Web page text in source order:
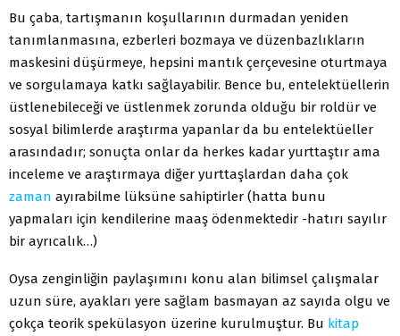
Bu çaba, tartışmanın koşullarının durmadan yeniden
tanımlanmasına, ezberleri bozmaya ve düzenbazlıkların
maskesini düşürmeye, hepsini mantık çerçevesine oturtmaya
ve sorgulamaya katkı sağlayabilir. Bence bu, entelektüellerin
üstlenebileceği ve üstlenmek zorunda olduğu bir roldür ve
sosyal bilimlerde araştırma yapanlar da bu entelektüeller
arasındadır; sonuçta onlar da herkes kadar yurttaştır ama
inceleme ve araştırmaya diğer yurttaşlardan daha çok
zaman ayırabilme lüksüne sahiptirler (hatta bunu
yapmaları için kendilerine maaş ödenmektedir -hatırı sayılır
bir ayrıcalık…)
Oysa zenginliğin paylaşımını konu alan bilimsel çalışmalar
uzun süre, ayakları yere sağlam basmayan az sayıda olgu ve
çokça teorik spekülasyon üzerine kurulmuştur. Bu kitap